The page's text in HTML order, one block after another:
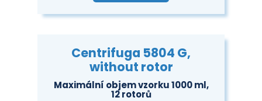
Centrifuga 5804 G,
without rotor
Maximální objem vzorku 1000 ml,
12 rotorů